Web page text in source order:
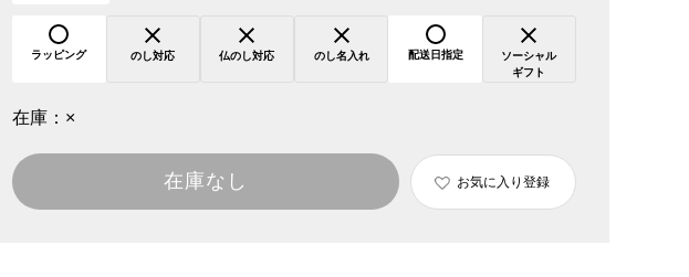
ラッピング のし対応 仏のし対応 のし名入れ 配送日指定
ソーシャル
ギフト
在庫： ×
在庫なし お気に入り登録